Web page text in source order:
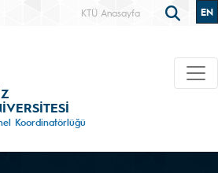
KTÜ Anasayfa EN
Koordinatörlüğü